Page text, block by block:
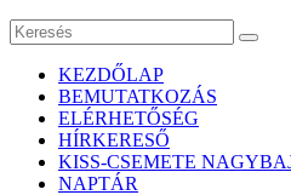
KEZDŐLAP
BEMUTATKOZÁS
ELÉRHETŐSÉG
HÍRKERESŐ
KISS-CSEMETE
NAPTÁR